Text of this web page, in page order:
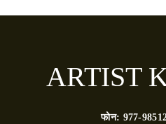
ARTIST
फोन: 977-